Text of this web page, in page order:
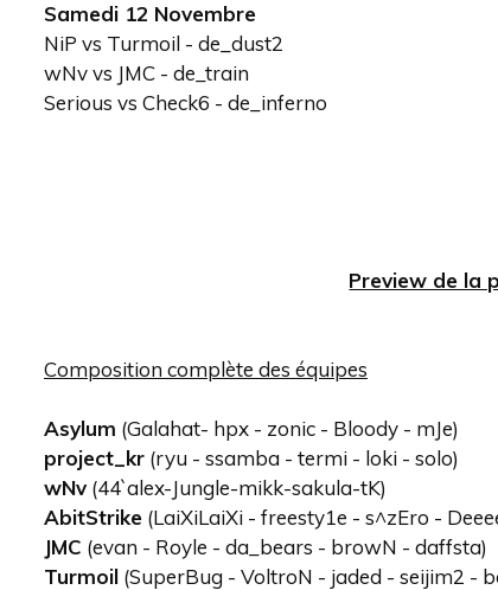
Samedi 12 Novembre
NiP vs Turmoil - de_dust2
wNv vs JMC - de_train
Serious vs Check6 - de_inferno
Preview de la
Composition complète des équipes
Asylum (Galahat- hpx - zonic - Bloody - mJe)
project_kr (ryu - ssamba - termi - loki - solo)
wNv (44`alex-Jungle-mikk-sakula-tK)
AbitStrike (LaiXiLaiXi - freesty1e - s^zEro -
JMC (evan - Royle - da_bears - browN - daffsta)
Turmoil (SuperBug - VoltroN - jaded - seijim2 -